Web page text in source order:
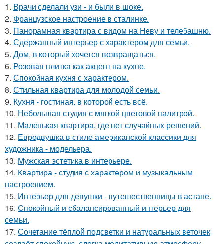
1. Врачи сделали узи - и были в шоке.
2. Французское настроение в сталинке.
3. Панорамная квартира с видом на Неву и телебашню.
4. Сдержанный интерьер с характером для семьи.
5. Дом, в который хочется возвращаться.
6. Розовая плитка как акцент на кухне.
7. Спокойная кухня с характером.
8. Стильная квартира для молодой семьи.
9. Кухня - гостиная, в которой есть всё.
10. Небольшая студия с мягкой цветовой палитрой.
11. Маленькая квартира, где нет случайных решений.
12. Евродвушка в стиле американской классики для
художника - модельера.
13. Мужская эстетика в интерьере.
14. Квартира - студия с характером и музыкальным
настроением.
15. Интерьер для девушки - путешественницы в астане.
16. Спокойный и сбалансированный интерьер для
семьи.
17. Сочетание тёплой подсветки и натуральных веточек